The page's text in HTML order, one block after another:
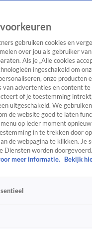
Entertainment TV
SpraakmakendReality
gebruiken cookies en
over jou als gebruiker
Als je „Alle cookies
ingeschakeld om
onze producten
van advertenties en content te
of je toestemming
uitgeschakeld. We
de website goed te laten
op ieder moment
in te trekken door
de webpagina te klikken. Je
Diensten worden doorgevoerd.
meer informatie.
Bekijk